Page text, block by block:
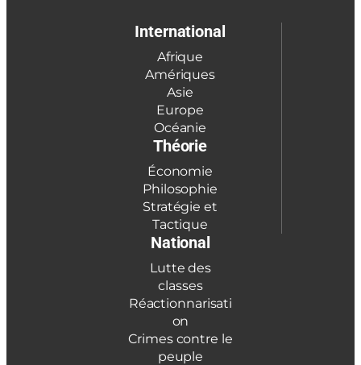
International
Afrique
Amériques
Asie
Europe
Océanie
Théorie
Économie
Philosophie
Stratégie et
Tactique
National
Lutte des
classes
Réactionnarisati
on
Crimes contre le
peuple